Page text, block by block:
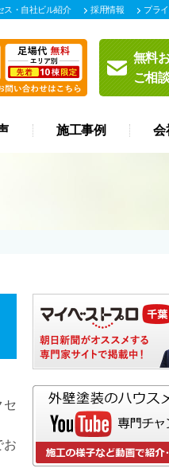
ス・自社ビル紹介 採用情報 プラ
無料
ご相
施工事例 会
セ
お